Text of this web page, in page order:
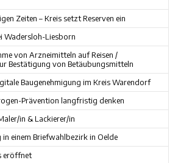
Zeiten – Kreis setzt Reserven ein
Wadersloh-Liesborn
von Arzneimitteln auf Reisen /
Bestätigung von Betäubungsmitteln
Baugenehmigung im Kreis Warendorf
Prävention langfristig denken
in & Lackierer/in
in einem Briefwahlbezirk in Oelde
eröffnet